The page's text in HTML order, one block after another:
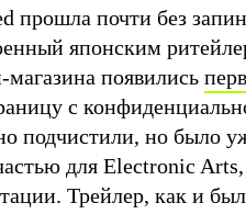
прошла почти без
японским
появились
с
подчистили, но было
для Electronic
Трейлер, как и